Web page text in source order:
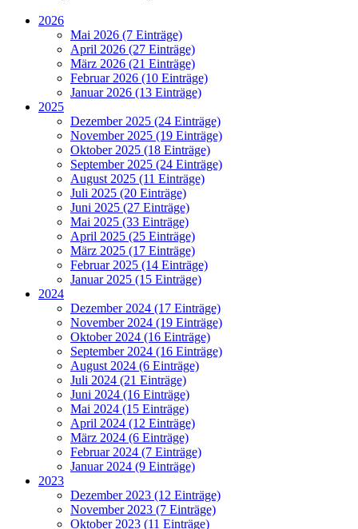
2026
Mai 2026 (7 Einträge)
April 2026 (27 Einträge)
März 2026 (21 Einträge)
Februar 2026 (10 Einträge)
Januar 2026 (13 Einträge)
2025
Dezember 2025 (24 Einträge)
November 2025 (19 Einträge)
Oktober 2025 (18 Einträge)
September 2025 (24 Einträge)
August 2025 (11 Einträge)
Juli 2025 (20 Einträge)
Juni 2025 (27 Einträge)
Mai 2025 (33 Einträge)
April 2025 (25 Einträge)
März 2025 (17 Einträge)
Februar 2025 (14 Einträge)
Januar 2025 (15 Einträge)
2024
Dezember 2024 (17 Einträge)
November 2024 (19 Einträge)
Oktober 2024 (16 Einträge)
September 2024 (16 Einträge)
August 2024 (6 Einträge)
Juli 2024 (21 Einträge)
Juni 2024 (16 Einträge)
Mai 2024 (15 Einträge)
April 2024 (12 Einträge)
März 2024 (6 Einträge)
Februar 2024 (7 Einträge)
Januar 2024 (9 Einträge)
2023
Dezember 2023 (12 Einträge)
November 2023 (7 Einträge)
Oktober 2023 (11 Einträge)